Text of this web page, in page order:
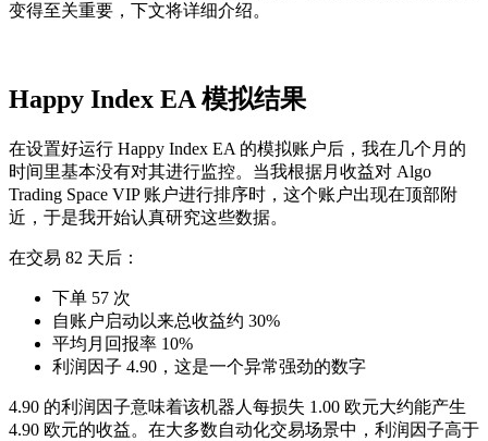
变得至关重要，下文将详细介绍。
Happy Index EA 模拟结果
在设置好运行 Happy Index EA 的模拟账户后，我在几个月的
时间里基本没有对其进行监控。当我根据月收益对 Algo
Trading Space VIP 账户进行排序时，这个账户出现在顶部附
近，于是我开始认真研究这些数据。
在交易 82 天后：
下单 57 次
自账户启动以来总收益约 30%
平均月回报率 10%
利润因子 4.90，这是一个异常强劲的数字
4.90 的利润因子意味着该机器人每损失 1.00 欧元大约能产生
4.90 欧元的收益。在大多数自动化交易场景中，利润因子高于